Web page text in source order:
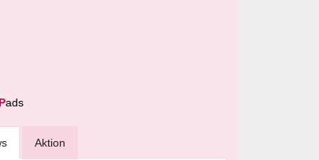
ads
Aktion